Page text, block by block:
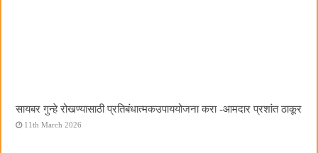
सायबर गुन्हे रोखण्यासाठी प्रतिबंधात्मकउपाययोजना करा -आमदार प्रशांत ठाकूर
11th March 2026